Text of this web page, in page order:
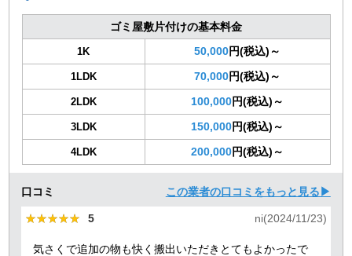
ゴミ屋敷片付けの基本料金
1K 50,000円(税込)～
1LDK 70,000円(税込)～
2LDK 100,000円(税込)～
3LDK 150,000円(税込)～
4LDK 200,000円(税込)～
口コミ この業者の口コミをもっと見る▶
★★★★★
★★★★★ 5 ni(2024/11/23)
気さくで追加の物も快く搬出いただきとてもよかったで